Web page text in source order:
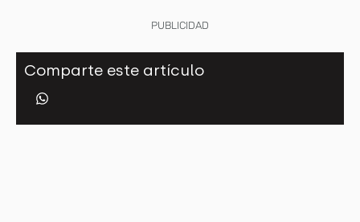
PUBLICIDAD
Comparte este artículo